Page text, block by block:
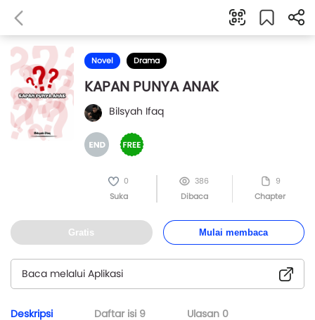
Novel Drama
KAPAN PUNYA ANAK
Bilsyah Ifaq
0
Suka
386
Dibaca
9
Chapter
Gratis Mulai membaca
Baca melalui Aplikasi
Deskripsi Daftar isi 9 Ulasan 0